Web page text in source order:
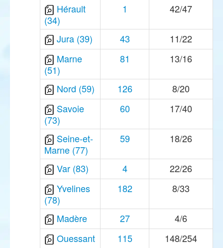
Hérault
(34)
1 42/47
Jura (39) 43
11/22
Marne
(51)
81 13/16
Nord (59) 126
8/20
Savoie
(73)
60 17/40
Seine-et-
Marne (77)
59 18/26
Var (83) 4
22/26
Yvelines
(78)
182 8/33
Madère 27
4/6
Ouessant
115
148/254